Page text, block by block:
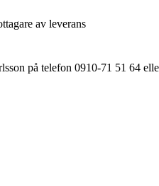
på telefon 0910-71 51 64
av leverans